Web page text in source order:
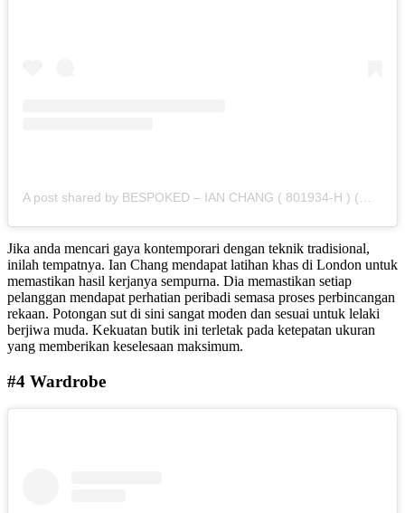
A post shared by BESPOKED – IAN CHANG ( 801934-H ) (@bespoked_ianchang)
Jika anda mencari gaya kontemporari dengan teknik tradisional,
inilah tempatnya. Ian Chang mendapat latihan khas di London untuk
memastikan hasil kerjanya sempurna. Dia memastikan setiap
pelanggan mendapat perhatian peribadi semasa proses perbincangan
rekaan. Potongan sut di sini sangat moden dan sesuai untuk lelaki
berjiwa muda. Kekuatan butik ini terletak pada ketepatan ukuran
yang memberikan keselesaan maksimum.
#4 Wardrobe